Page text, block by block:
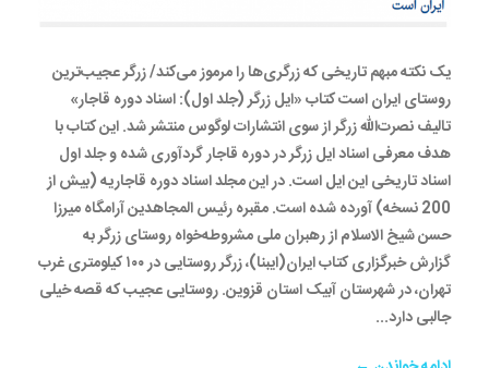
یک نکته مبهم تاریخی که زرگری‌ها را مرموز می‌کند/ زرگر عجیب‌ترین
روستای ایران است کتاب «ایل زرگر (جلد اول): اسناد دوره قاجار»
تالیف نصرت‌الله زرگر از سوی انتشارات لوگوس منتشر شد. این کتاب با
هدف معرفی اسناد ایل زرگر در دوره قاجار گردآوری شده و جلد اول
اسناد تاریخی این ایل است. در این مجلد اسناد دوره قاجاریه (بیش از
200 نسخه) آورده شده است. مقبره رئیس المجاهدین آرامگاه میرزا
حسن شیخ الاسلام از رهبران ملی مشروطه‌خواه روستای زرگر به
گزارش خبرگزاری کتاب ایران(ایبنا)، زرگر روستایی در ۱۰۰ کیلومتری غرب
تهران، در شهرستان آبیک استان قزوین. روستایی عجیب که قصه خیلی
جالبی دارد...